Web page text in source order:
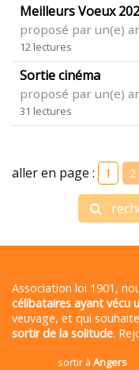
Meilleurs Voeux
proposé par un(e)
12 lectures
Sortie cinéma
proposé par un(e)
31 lectures
aller en page : 1 2
Association loi 1901,
célibataires ayant vécu
veuvage, et qui
sortir de la solitude.
sortir àAngers